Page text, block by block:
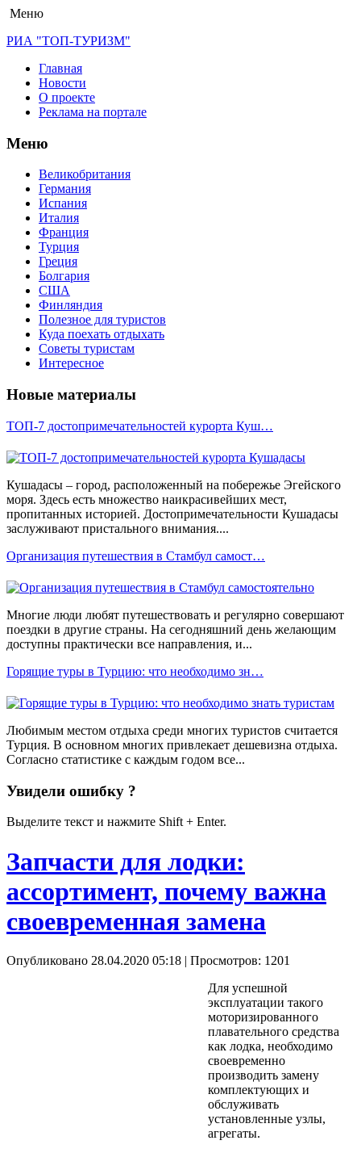
Меню
РИА "ТОП-ТУРИЗМ"
Главная
Новости
О проекте
Реклама на портале
Меню
Великобритания
Германия
Испания
Италия
Франция
Турция
Греция
Болгария
США
Финляндия
Полезное для туристов
Куда поехать отдыхать
Советы туристам
Интересное
Новые материалы
ТОП-7 достопримечательностей курорта Куш…
Кушадасы – город, расположенный на побережье Эгейского
моря. Здесь есть множество наикрасивейших мест,
пропитанных историей. Достопримечательности Кушадасы
заслуживают пристального внимания....
Организация путешествия в Стамбул самост…
Многие люди любят путешествовать и регулярно совершают
поездки в другие страны. На сегодняшний день желающим
доступны практически все направления, и...
Горящие туры в Турцию: что необходимо зн…
Любимым местом отдыха среди многих туристов считается
Турция. В основном многих привлекает дешевизна отдыха.
Согласно статистике с каждым годом все...
Увидели ошибку ?
Выделите текст и нажмите Shift + Enter.
Запчасти для лодки:
ассортимент, почему важна
своевременная замена
Опубликовано 28.04.2020 05:18 | Просмотров: 1201
Для успешной
эксплуатации такого
моторизированного
плавательного средства
как лодка, необходимо
своевременно
производить замену
комплектующих и
обслуживать
установленные узлы,
агрегаты.